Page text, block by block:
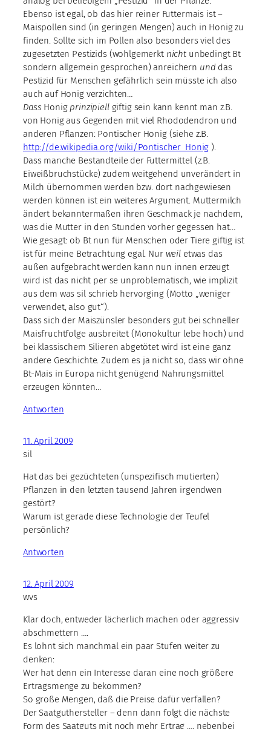
Ebenso ist egal, ob das hier reiner Futtermais ist –
Maispollen sind (in geringen Mengen) auch in Honig zu
finden. Sollte sich im Pollen also besonders viel des
zugesetzten Pestizids (wohlgemerkt nicht unbedingt Bt
sondern allgemein gesprochen) anreichern und das
Pestizid für Menschen gefährlich sein müsste ich also
auch auf Honig verzichten…
Dass Honig prinzipiellgiftig sein kann kennt man z.B.
von Honig aus Gegenden mit viel Rhododendron und
anderen Pflanzen: Pontischer Honig (siehe z.B.
http://de.wikipedia.org/wiki/Pontischer_Honig ).
Dass manche Bestandteile der Futtermittel (z.B.
Eiweißbruchstücke) zudem weitgehend unverändert in
Milch übernommen werden bzw. dort nachgewiesen
werden können ist ein weiteres Argument. Muttermilch
ändert bekanntermaßen ihren Geschmack je nachdem,
was die Mutter in den Stunden vorher gegessen hat…
Wie gesagt: ob Bt nun für Menschen oder Tiere giftig ist
ist für meine Betrachtung egal. Nur weil etwas das
außen aufgebracht werden kann nun innen erzeugt
wird ist das nicht per se unproblematisch, wie implizit
aus dem was sil schrieb hervorging (Motto „weniger
verwendet, also gut“).
Dass sich der Maiszünsler besonders gut bei schneller
Maisfruchtfolge ausbreitet (Monokultur lebe hoch) und
bei klassischem Silieren abgetötet wird ist eine ganz
andere Geschichte. Zudem es ja nicht so, dass wir ohne
Bt-Mais in Europa nicht genügend Nahrungsmittel
erzeugen könnten…
Antworten
11. April 2009
sil
Hat das bei gezüchteten (unspezifisch mutierten)
Pflanzen in den letzten tausend Jahren irgendwen
gestört?
Warum ist gerade diese Technologie der Teufel
persönlich?
Antworten
12. April 2009
wvs
Klar doch, entweder lächerlich machen oder aggressiv
abschmettern ….
Es lohnt sich manchmal ein paar Stufen weiter zu
denken:
Wer hat denn ein Interesse daran eine noch größere
Ertragsmenge zu bekommen?
So große Mengen, daß die Preise dafür verfallen?
Der Saatguthersteller – denn dann folgt die nächste
Form des Saatguts mit noch mehr Ertrag …. nebenbei